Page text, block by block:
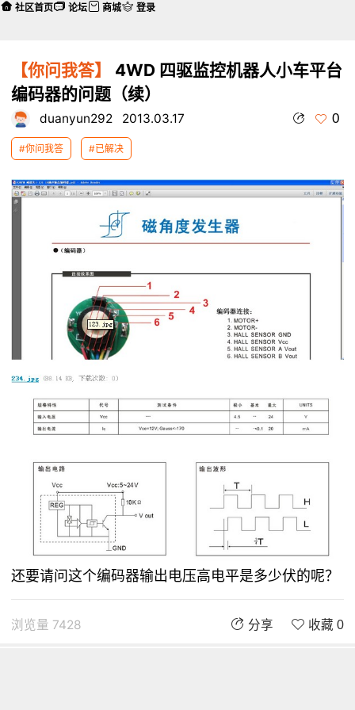
【你问我答】
4WD 四驱监控机器人小车平台
编码器的问题（续）
duanyun292 2013.03.17 0
#你问我答 #已解决
还要请问这个编码器输出电压高电平是多少伏的呢？
浏览量 7428 分享 收藏 0
社区首页 论坛 商城 登录